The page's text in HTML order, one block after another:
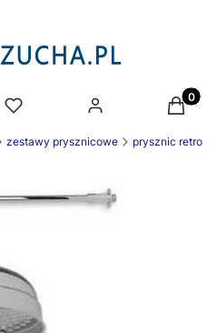
zestawy prysznicowe prysznic retro